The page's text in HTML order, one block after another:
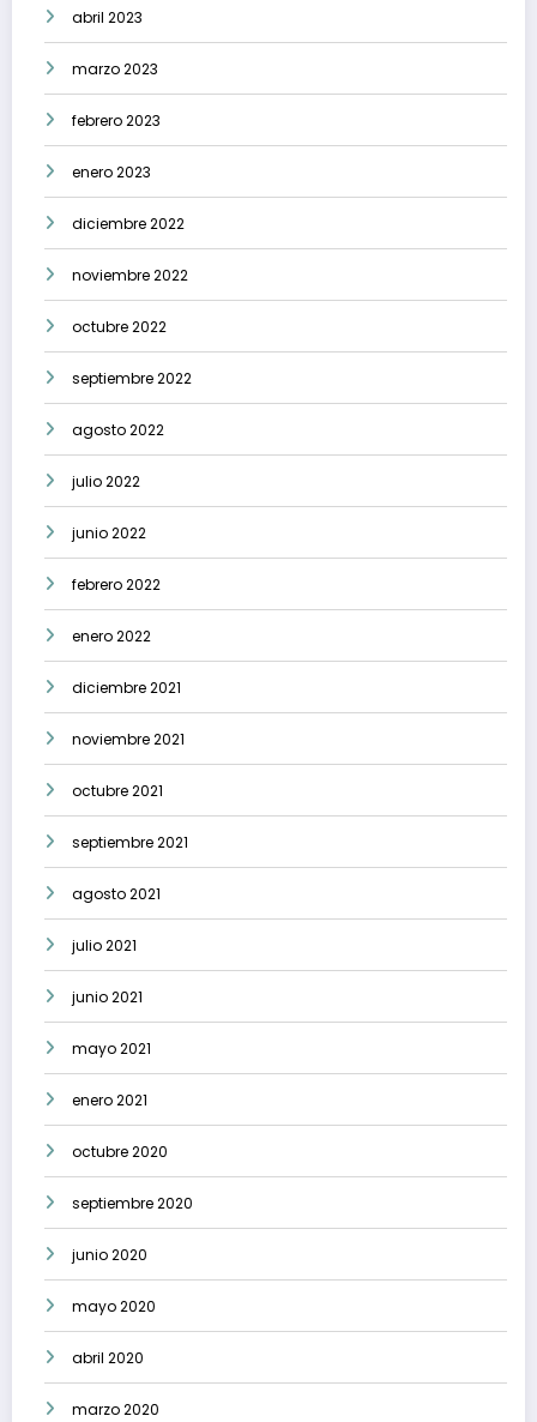
abril 2023
marzo 2023
febrero 2023
enero 2023
diciembre 2022
noviembre 2022
octubre 2022
septiembre 2022
agosto 2022
julio 2022
junio 2022
febrero 2022
enero 2022
diciembre 2021
noviembre 2021
octubre 2021
septiembre 2021
agosto 2021
julio 2021
junio 2021
mayo 2021
enero 2021
octubre 2020
septiembre 2020
junio 2020
mayo 2020
abril 2020
marzo 2020